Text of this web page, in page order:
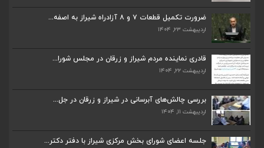
ضرورت تکمیل قطعات ۷ و ۸ آزادراه شیراز به اصفه...
اردیبهشت ۲۳, ۱۴۰۴
قادری نماینده مردم شیراز و زرقان در مجلس شورا...
اردیبهشت ۲۲, ۱۴۰۴
بررسی چالش‌های آبرسانی در شیراز و زرقان در جل...
اردیبهشت ۱۱, ۱۴۰۴
جلسه اعضای شورای بخش مرکزی شیراز با دفتر دکتر...
ضرورت تکمیل قطعات ۷ و ۸ آزادراه شیراز به اصفه...
قادری نماینده مردم شیراز و زرقان در مجلس شورا...
بررسی چالش‌های آبرسانی در شیراز و زرقان در جل...